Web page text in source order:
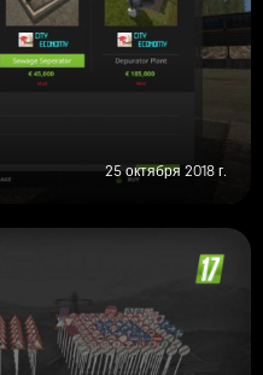
25 октября 2018 г.